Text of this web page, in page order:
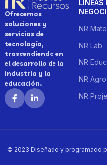
Ofrecemos
soluciones y
servicios de
tecnología,
trascendiendo en
el desarrollo de la
industria y la
educación.
LÍNEAS
NR
NR Lab
NR
NR
NR
© 2023 Diseñado y programado